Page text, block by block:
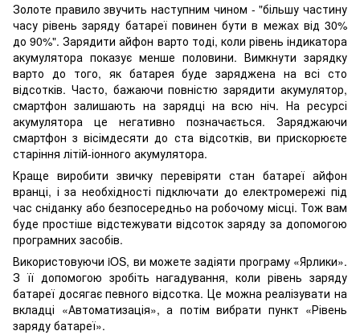
Золоте правило звучить наступним чином - "більшу частину
часу рівень заряду батареї повинен бути в межах від 30%
до 90%". Зарядити айфон варто тоді, коли рівень індикатора
акумулятора показує менше половини. Вимкнути зарядку
варто до того, як батарея буде заряджена на всі сто
відсотків. Часто, бажаючи повністю зарядити акумулятор,
смартфон залишають на зарядці на всю ніч. На ресурсі
акумулятора це негативно позначається. Заряджаючи
смартфон з вісімдесяти до ста відсотків, ви прискорюєте
старіння літій-іонного акумулятора.
Краще виробити звичку перевіряти стан батареї айфон
вранці, і за необхідності підключати до електромережі під
час сніданку або безпосередньо на робочому місці. Тож вам
буде простіше відстежувати відсоток заряду за допомогою
програмних засобів.
Використовуючи iOS, ви можете задіяти програму «Ярлики».
З її допомогою зробіть нагадування, коли рівень заряду
батареї досягає певного відсотка. Це можна реалізувати на
вкладці «Автоматизація», а потім вибрати пункт «Рівень
заряду батареї».